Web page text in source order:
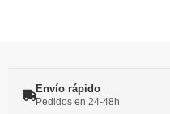
Envío rápido
Pedidos en 24-48h